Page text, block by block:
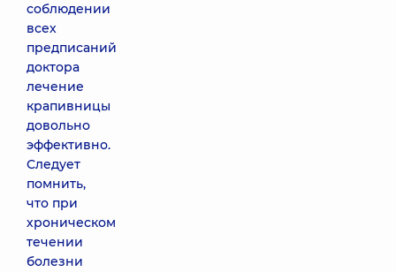
соблюдении
всех
предписаний
доктора
лечение
крапивницы
довольно
эффективно.
Следует
помнить,
что при
хроническом
течении
болезни